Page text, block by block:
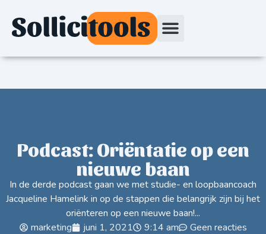
Podcast: Oriëntatie op een
nieuwe baan
In de derde podcast gaan we met studie- en loopbaancoach
Jacqueline Hamelink in op de stappen die belangrijk zijn bij het
oriënteren op een nieuwe baan!...
marketing
juni 1, 2021 9:14 am Geen reacties